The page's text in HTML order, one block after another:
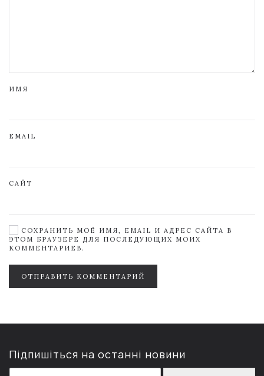
ИМЯ
EMAIL
САЙТ
СОХРАНИТЬ МОЁ ИМЯ, EMAIL И АДРЕС САЙТА В
ЭТОМ БРАУЗЕРЕ ДЛЯ ПОСЛЕДУЮЩИХ МОИХ
КОММЕНТАРИЕВ.
ОТПРАВИТЬ КОММЕНТАРИЙ
Підпишіться на останні новини